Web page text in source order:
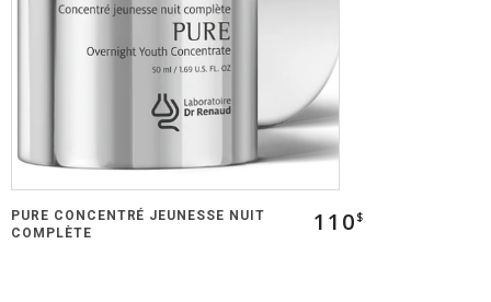
PURE CONCENTRÉ JEUNESSE NUIT
COMPLÈTE
110$